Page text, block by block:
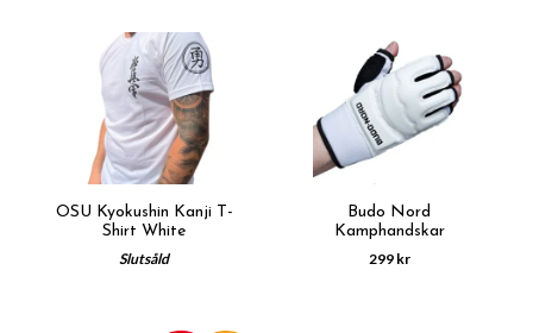
OSU Kyokushin Kanji T-
Shirt White
Slutsåld
Budo Nord
Kamphandskar
299 kr